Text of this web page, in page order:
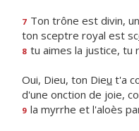
7 Ton trône est divin,
ton sceptre royal est sc
8 tu aimes la justice, tu
Oui, Dieu, ton Dieu t'a
d'une onction de joie,
9 la myrrhe et l'aloès